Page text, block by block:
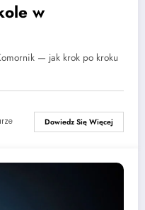
w
— jak krok po kroku
Dowiedz Się Więcej